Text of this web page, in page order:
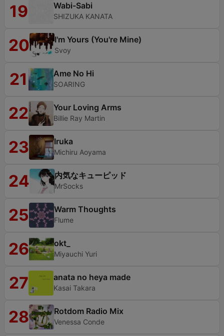
19 Wabi-Sabi
SHIZUKA KANATA
20 I'm Yours (You're Mine)
Svoy
21 Ame No Hi
SOARING
22 Your Loving Arms
Billie Ray Martin
23 Iruka
Michiru Aoyama
24 内気なキューピッド
MrSocks
25 Warm Thoughts
Flume
26 okt_
Miyauchi Yuri
27 anata no heya made
Kasai Takara
28 Rotdom Radio Mix
Venessa Conde